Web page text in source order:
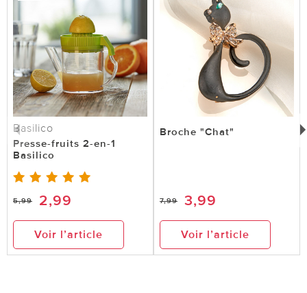
Basilico
Presse-fruits 2-en-1
Basilico
5,99 2,99
Voir l’article
Broche "Chat"
7,99 3,99
Voir l’article